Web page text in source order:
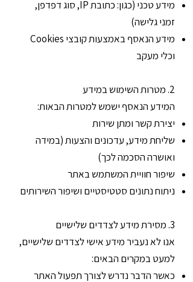
מידע טכני (כגון: כתובת IP, סוג דפדפן,
זמני גלישה)
מידע הנאסף באמצעות קובצי Cookies
וכלי מעקב
2. מטרות השימוש במידע
המידע הנאסף ישמש למטרות הבאות:
יצירת קשר ומתן שירות
שליחת מידע, עדכונים והצעות (במידה
ואושרה הסכמה לכך)
שיפור חוויית המשתמש באתר
ניתוח נתונים סטטיסטיים ושיפור השירותים
3. מסירת מידע לצדדים שלישיים
אנו לא נעביר מידע אישי לצדדים שלישיים,
למעט במקרים הבאים:
כאשר הדבר נדרש לצורך תפעול האתר